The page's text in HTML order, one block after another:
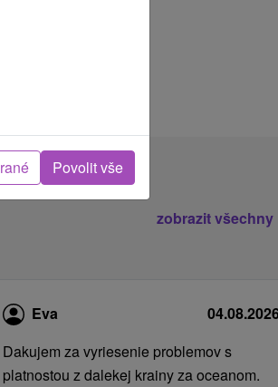
zobrazit všechny
Eva
Dakujem za vyriesenie problemov s
platnostou z dalekej krainy za oceanom.
Povolit vše